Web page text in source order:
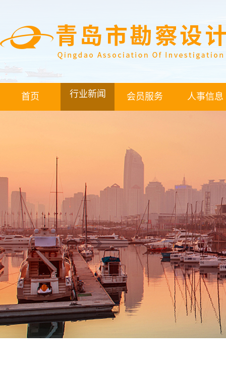
首页 行业新闻 会员服务 人事信息